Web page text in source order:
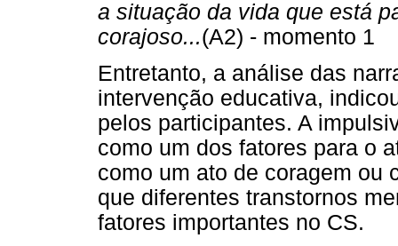
a situação da vida que está
corajoso...(A2) - momento 1
Entretanto, a análise das
intervenção educativa,
pelos participantes. A
como um dos fatores para o
como um ato de coragem ou
que diferentes transtornos
fatores importantes no CS.